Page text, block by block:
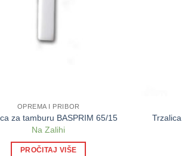
OPREMA I PRIBOR
za tamburu BASPRIM 65/15
Na Zalihi
PROČITAJ VIŠE